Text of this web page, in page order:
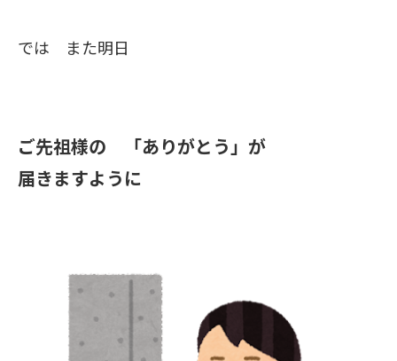
では また明日
ご先祖様の 「ありがとう」が
届きますように